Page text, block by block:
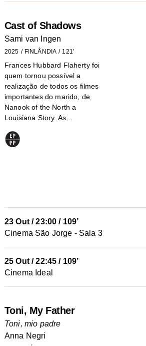
Cast of Shadows
Sami van Ingen
2025 FINLÂNDIA 121’
Frances Hubbard Flaherty foi
quem tornou possível a
realização de todos os filmes
importantes do marido, de
Nanook of the North a
Louisiana Story. As…
23 Out /23:00 / 109’
Cinema São Jorge - Sala 3
25 Out /22:45 / 109’
Cinema Ideal
Toni, My Father
Toni, mio padre
Anna Negri